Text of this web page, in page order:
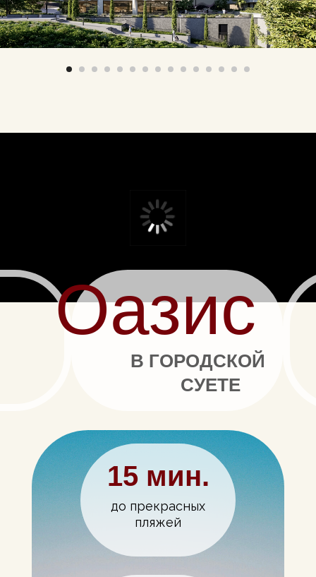
Оазис
В ГОРОДСКОЙ
СУЕТЕ
до прекрасных
пляжей
15 мин.